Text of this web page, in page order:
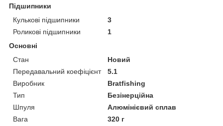
Підшипники
Кулькові підшипники
3
Роликові підшипники
1
Основні
Стан
Новий
Передавальний коефіцієнт
5.1
Виробник
Bratfishing
Тип
Безінерційна
Шпуля
Алюмінієвий сплав
Вага
320 г